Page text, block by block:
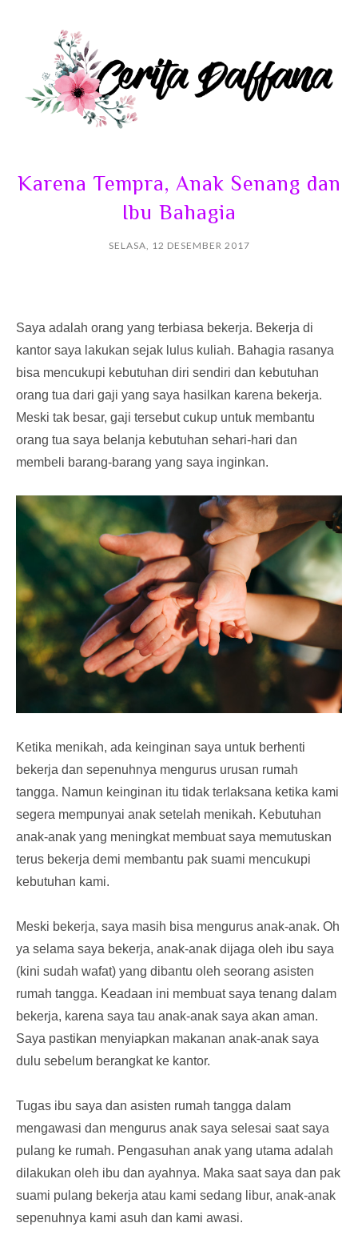
Karena Tempra, Anak Senang dan
Ibu Bahagia
SELASA, 12 DESEMBER 2017
Saya adalah orang yang terbiasa bekerja. Bekerja di
kantor saya lakukan sejak lulus kuliah. Bahagia rasanya
bisa mencukupi kebutuhan diri sendiri dan kebutuhan
orang tua dari gaji yang saya hasilkan karena bekerja.
Meski tak besar, gaji tersebut cukup untuk membantu
orang tua saya belanja kebutuhan sehari-hari dan
membeli barang-barang yang saya inginkan.
Ketika menikah, ada keinginan saya untuk berhenti
bekerja dan sepenuhnya mengurus urusan rumah
tangga. Namun keinginan itu tidak terlaksana ketika kami
segera mempunyai anak setelah menikah. Kebutuhan
anak-anak yang meningkat membuat saya memutuskan
terus bekerja demi membantu pak suami mencukupi
kebutuhan kami.
Meski bekerja, saya masih bisa mengurus anak-anak. Oh
ya selama saya bekerja, anak-anak dijaga oleh ibu saya
(kini sudah wafat) yang dibantu oleh seorang asisten
rumah tangga. Keadaan ini membuat saya tenang dalam
bekerja, karena saya tau anak-anak saya akan aman.
Saya pastikan menyiapkan makanan anak-anak saya
dulu sebelum berangkat ke kantor.
Tugas ibu saya dan asisten rumah tangga dalam
mengawasi dan mengurus anak saya selesai saat saya
pulang ke rumah. Pengasuhan anak yang utama adalah
dilakukan oleh ibu dan ayahnya. Maka saat saya dan pak
suami pulang bekerja atau kami sedang libur, anak-anak
sepenuhnya kami asuh dan kami awasi.